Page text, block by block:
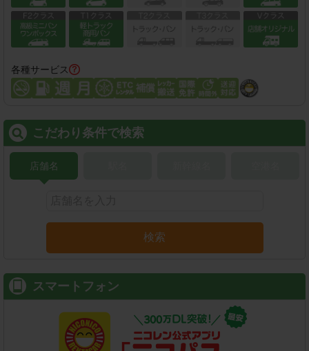
各種サービス
こだわり条件で検索
店舗名
検索
スマートフォン